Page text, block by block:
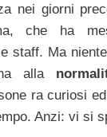
nei giorni
che ha
staff. Ma
alla
ra curiosi
Anzi: vi si